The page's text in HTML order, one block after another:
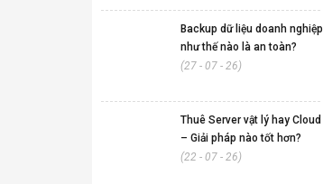
Backup dữ liệu doanh nghiệp
như thế nào là an toàn?
(27 - 07 - 26)
Thuê Server vật lý hay Cloud
– Giải pháp nào tốt hơn?
(22 - 07 - 26)